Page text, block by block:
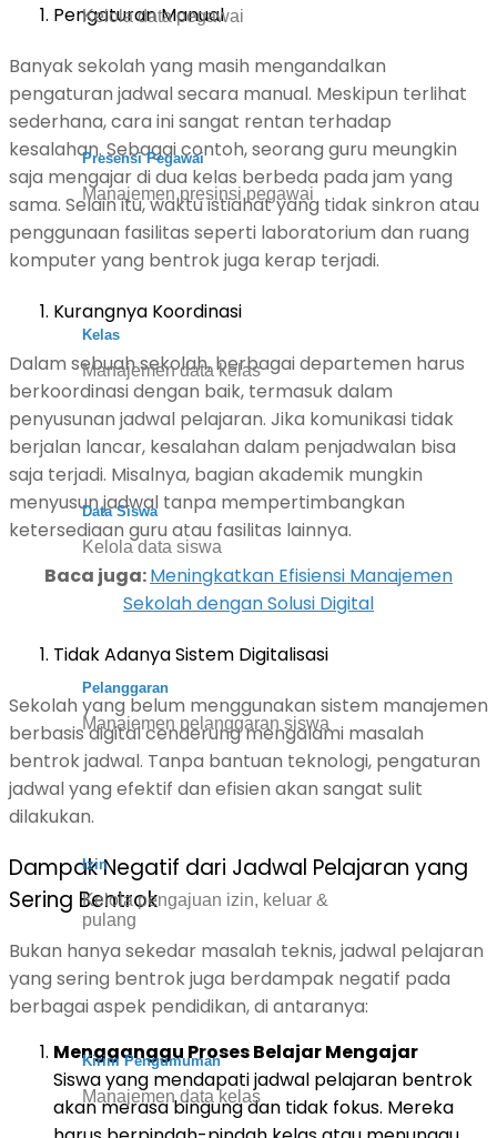
Kelola data pegawai
Presensi Pegawai
Manajemen presinsi pegawai
Kelas
Manajemen data kelas
Data Siswa
Kelola data siswa
Pelanggaran
Manajemen pelanggaran siswa
Izin
Kelola pengajuan izin, keluar &
pulang
Kirim Pengumuman
Manajemen data kelas
Pengaturan Manual
Banyak sekolah yang masih mengandalkan
pengaturan jadwal secara manual. Meskipun terlihat
sederhana, cara ini sangat rentan terhadap
kesalahan. Sebagai contoh, seorang guru meungkin
saja mengajar di dua kelas berbeda pada jam yang
sama. Selain itu, waktu istiahat yang tidak sinkron atau
penggunaan fasilitas seperti laboratorium dan ruang
komputer yang bentrok juga kerap terjadi.
Kurangnya Koordinasi
Dalam sebuah sekolah, berbagai departemen harus
berkoordinasi dengan baik, termasuk dalam
penyusunan jadwal pelajaran. Jika komunikasi tidak
berjalan lancar, kesalahan dalam penjadwalan bisa
saja terjadi. Misalnya, bagian akademik mungkin
menyusun jadwal tanpa mempertimbangkan
ketersediaan guru atau fasilitas lainnya.
Baca juga:Meningkatkan Efisiensi Manajemen
Sekolah dengan Solusi Digital
Tidak Adanya Sistem Digitalisasi
Sekolah yang belum menggunakan sistem manajemen
berbasis digital cenderung mengalami masalah
bentrok jadwal. Tanpa bantuan teknologi, pengaturan
jadwal yang efektif dan efisien akan sangat sulit
dilakukan.
Dampak Negatif dari Jadwal Pelajaran yang
Sering Bentrok
Bukan hanya sekedar masalah teknis, jadwal pelajaran
yang sering bentrok juga berdampak negatif pada
berbagai aspek pendidikan, di antaranya:
Mengganggu Proses Belajar Mengajar
Siswa yang mendapati jadwal pelajaran bentrok
akan merasa bingung dan tidak fokus. Mereka